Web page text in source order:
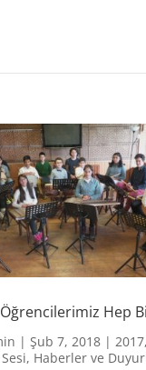
Hep
| Şub 7, 2018| 2017,
, Haberler ve